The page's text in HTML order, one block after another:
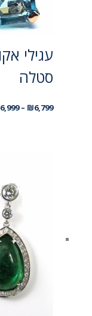
עגילי
סטלה
₪6,799
–
6,999